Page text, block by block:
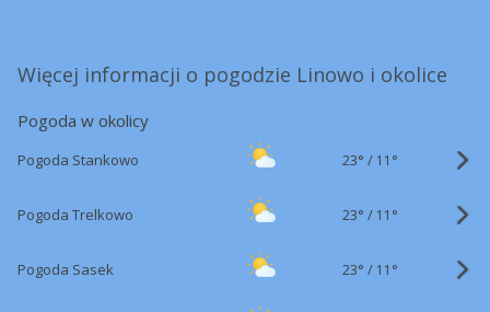
Więcej informacji o pogodzie Linowo i okolice
Pogoda w okolicy
Pogoda Stankowo 23° / 11°
Pogoda Trelkowo 23° / 11°
Pogoda Sasek 23° / 11°